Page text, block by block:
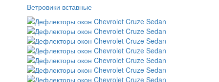
Ветровики вставные